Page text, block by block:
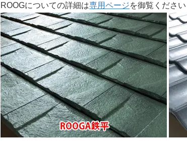
ROOGについての詳細は専用ページを御覧ください